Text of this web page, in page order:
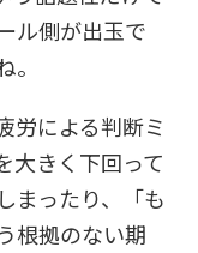
ル側が出玉で
労による判断ミ
大きく下回って
まったり、「も
根拠のない期